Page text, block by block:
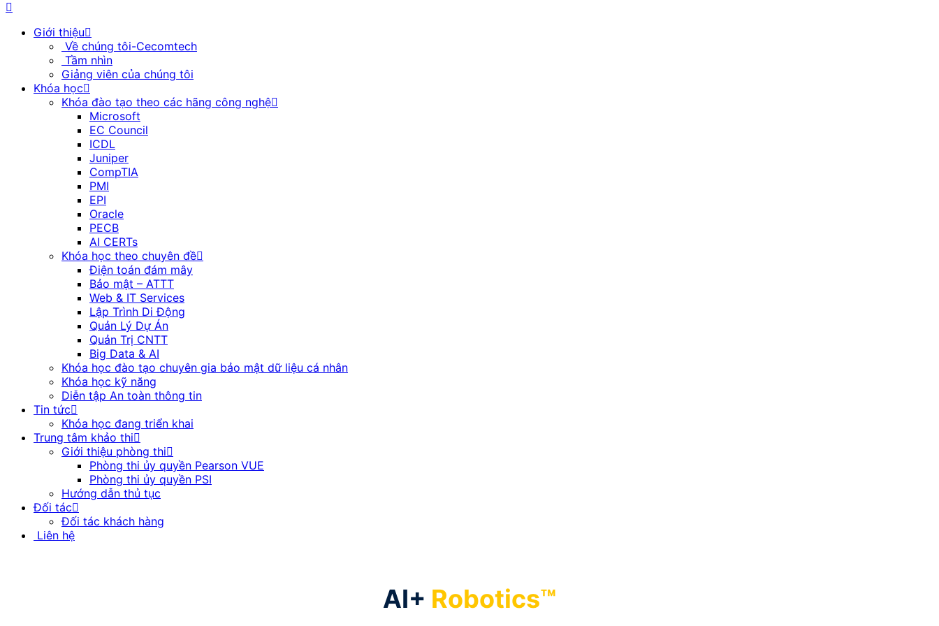
Giới thiệu
Về chúng tôi-Cecomtech
Tầm nhìn
Giảng viên của chúng tôi
Khóa học
Khóa đào tạo theo các hãng công nghệ
Microsoft
EC Council
ICDL
Juniper
CompTIA
PMI
EPI
Oracle
PECB
AI CERTs
Khóa học theo chuyên đề
Điện toán đám mây
Bảo mật – ATTT
Web & IT Services
Lập Trình Di Động
Quản Lý Dự Án
Quản Trị CNTT
Big Data & AI
Khóa học đào tạo chuyên gia bảo mật dữ liệu cá nhân
Khóa học kỹ năng
Diễn tập An toàn thông tin
Tin tức
Khóa học đang triển khai
Trung tâm khảo thi
Giới thiệu phòng thi
Phòng thi ủy quyền Pearson VUE
Phòng thi ủy quyền PSI
Hướng dẫn thủ tục
Đối tác
Đối tác khách hàng
Liên hệ
AI+ Robotics™